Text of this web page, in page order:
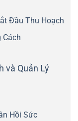
Đầu Thu Hoạch
Cách
và Quản Lý
Hồi Sức